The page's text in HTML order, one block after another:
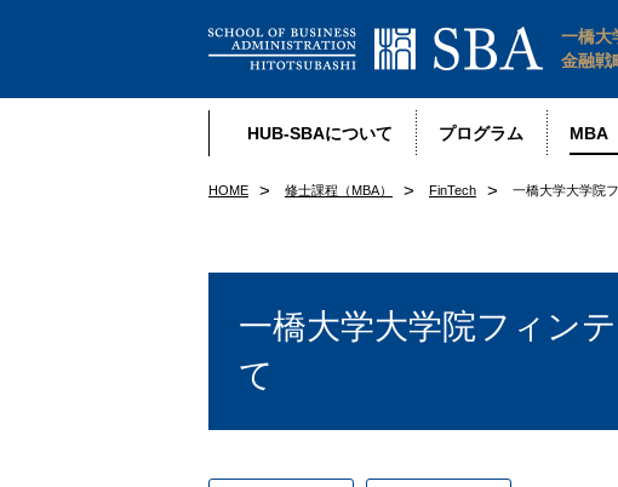
一橋大
金融戦
HUB-SBAについて プログラム MBA
HOME 修士課程（MBA） FinTech 一橋大学大学院
一橋大学大学院フィン
て